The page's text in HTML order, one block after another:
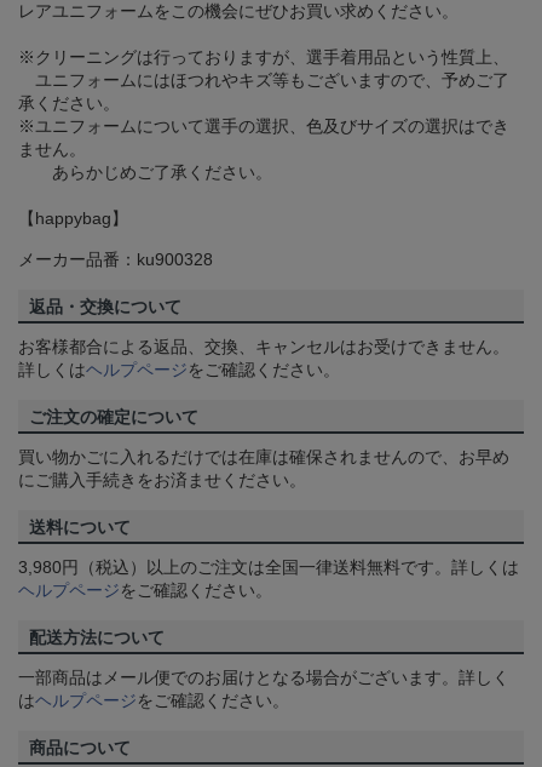
レアユニフォームをこの機会にぜひお買い求めください。
※クリーニングは行っておりますが、選手着用品という性質上、
ユニフォームにはほつれやキズ等もございますので、予めご了
承ください。
※ユニフォームについて選手の選択、色及びサイズの選択はでき
ません。
あらかじめご了承ください。
【happybag】
メーカー品番：ku900328
返品・交換について
お客様都合による返品、交換、キャンセルはお受けできません。
詳しくはヘルプページをご確認ください。
ご注文の確定について
買い物かごに入れるだけでは在庫は確保されませんので、お早め
にご購入手続きをお済ませください。
送料について
3,980円（税込）以上のご注文は全国一律送料無料です。詳しくは
ヘルプページをご確認ください。
配送方法について
一部商品はメール便でのお届けとなる場合がございます。詳しく
はヘルプページをご確認ください。
商品について